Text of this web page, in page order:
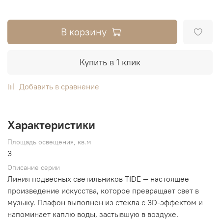
В корзину
Купить в 1 клик
Добавить в сравнение
Характеристики
Площадь освещения, кв.м
3
Описание серии
Линия подвесных светильников TIDE — настоящее
произведение искусства, которое превращает свет в
музыку. Плафон выполнен из стекла с 3D-эффектом и
напоминает каплю воды, застывшую в воздухе.